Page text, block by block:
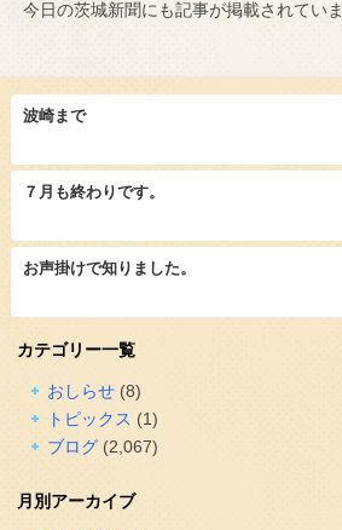
今日の茨城新聞にも記事が掲載されていま
波崎まで
７月も終わりです。
お声掛けで知りました。
カテゴリー一覧
おしらせ(8)
トピックス (1)
ブログ(2,067)
月別アーカイブ